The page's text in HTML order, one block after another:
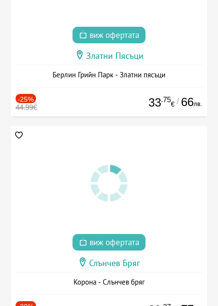
виж офертата
Златни Пясъци
Берлин Грийн Парк - Златни пясъци
-25%
44.99€ 33.75
€ / 66лв.
виж офертата
Слънчев Бряг
Корона - Слънчев бряг